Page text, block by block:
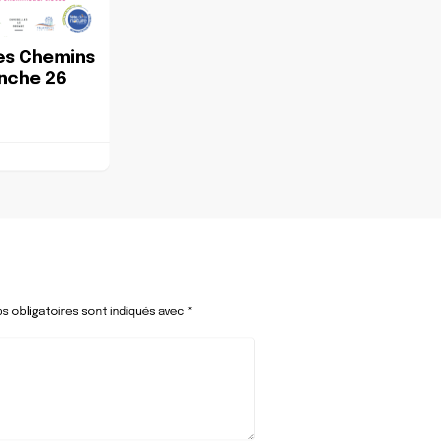
Chemins
26
obligatoires sont indiqués avec *